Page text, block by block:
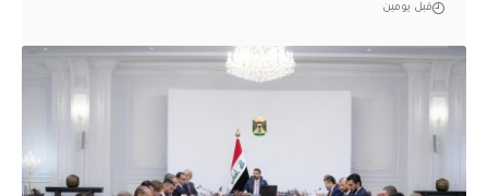
قبل يومين